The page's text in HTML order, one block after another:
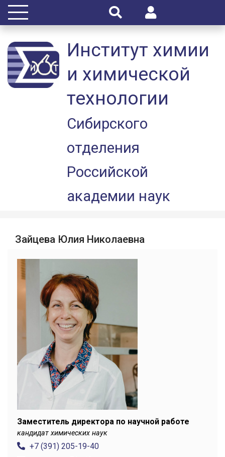
Институт химии
и химической
технологии
Сибирского
отделения
Российской
академии наук
Зайцева Юлия Николаевна
Заместитель директора по научной работе
кандидат химических наук
+7 (391) 205-19-40